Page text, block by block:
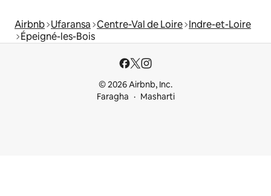
Airbnb Ufaransa Centre-Val de Loire Indre-et-Loire
Épeigné-les-Bois
© 2026 Airbnb, Inc.
Faragha
Masharti